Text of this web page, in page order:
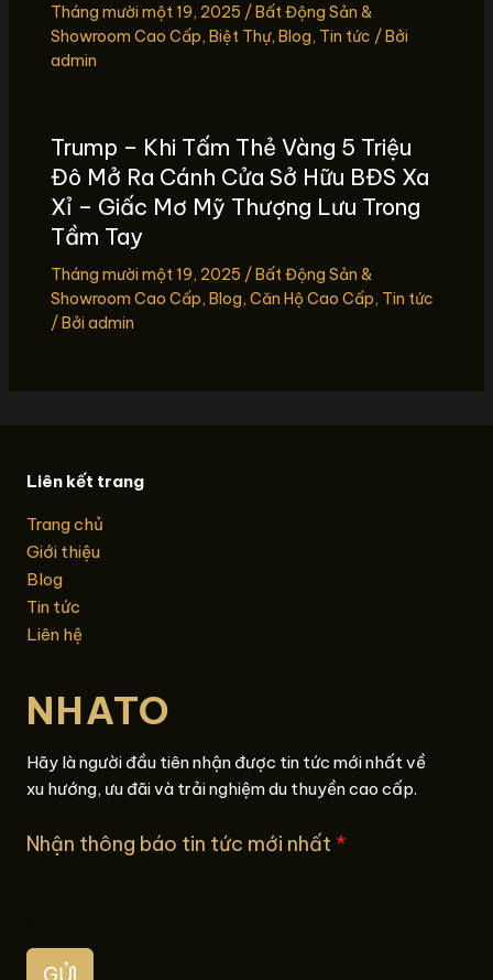
Tháng mười một 19, 2025 /Bất Động Sản &
Showroom Cao Cấp, Biệt Thự, Blog, Tin tức / Bởi
admin
Trump – Khi Tấm Thẻ Vàng 5 Triệu
Đô Mở Ra Cánh Cửa Sở Hữu BĐS Xa
Xỉ – Giấc Mơ Mỹ Thượng Lưu Trong
Tầm Tay
Tháng mười một 19, 2025 /Bất Động Sản &
Showroom Cao Cấp, Blog, Căn Hộ Cao Cấp, Tin tức
/ Bởi admin
Liên kết trang
Trang chủ
Giới thiệu
Blog
Tin tức
Liên hệ
NHATO
Hãy là người đầu tiên nhận được tin tức mới nhất về
xu hướng, ưu đãi và trải nghiệm du thuyền cao cấp.
Nhận thông báo tin tức mới nhất *
GỬI